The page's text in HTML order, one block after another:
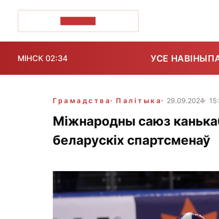
МІНСК 02:34 УСЕ НАВІНЫ
Грамадства Палітыка 29.09.2024
Міжнародны саюз
беларускіх спартсменаў